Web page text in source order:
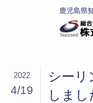
シーリ
しまし
2022
4/19